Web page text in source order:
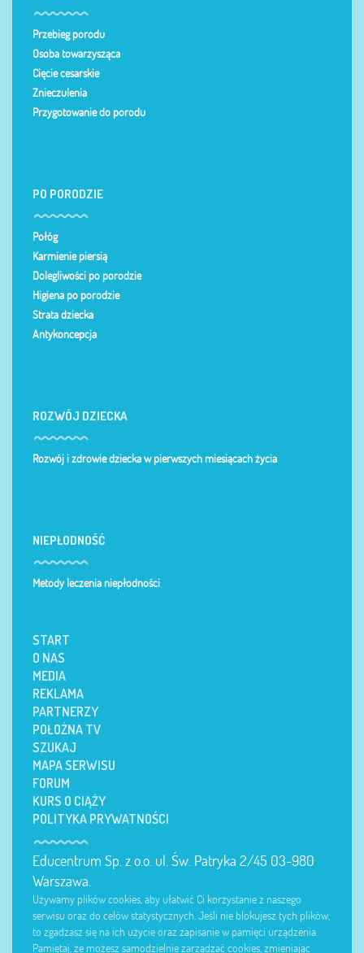
Przebieg porodu
Osoba towarzysząca
Cięcie cesarskie
Znieczulenia
Przygotowanie do porodu
PO PORODZIE
Połóg
Karmienie piersią
Dolegliwości po porodzie
Higiena po porodzie
Strata dziecka
Antykoncepcja
ROZWÓJ DZIECKA
Rozwój i zdrowie dziecka w pierwszych miesiącach życia
NIEPŁODNOŚĆ
Metody leczenia niepłodności
START
O NAS
MEDIA
REKLAMA
PARTNERZY
POŁOŻNA TV
SZUKAJ
MAPA SERWISU
FORUM
KURS O CIĄŻY
POLITYKA PRYWATNOŚCI
Educentrum Sp. z o.o. ul. Św. Patryka 2/45 03-980
Warszawa.
Używamy plików cookies, aby ułatwić Ci korzystanie z naszego
serwisu oraz do celów statystycznych. Jeśli nie blokujesz tych plików,
to zgadzasz się na ich użycie oraz zapisanie w pamięci urządzenia.
Pamiętaj, że możesz samodzielnie zarządzać cookies, zmieniając